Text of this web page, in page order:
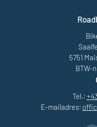
5751
BTW-
Tel.:
E-mailadres: